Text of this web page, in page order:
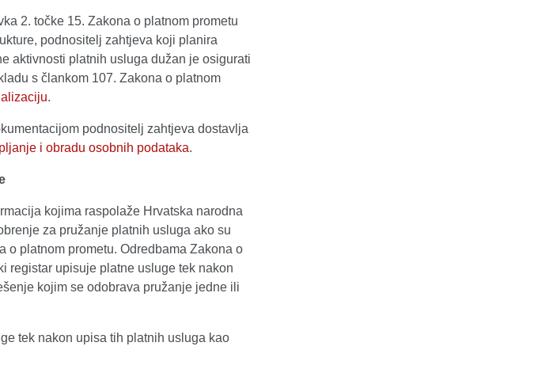
2. točke 15. Zakona o platnom prometu
podnositelj zahtjeva koji planira
aktivnosti platnih usluga dužan je osigurati
s člankom 107. Zakona o platnom
.
podnositelj zahtjeva dostavlja
i obradu osobnih podataka.
kojima raspolaže Hrvatska narodna
za pružanje platnih usluga ako su
o platnom prometu. Odredbama Zakona o
registar upisuje platne usluge tek nakon
kojim se odobrava pružanje jedne ili
tek nakon upisa tih platnih usluga kao